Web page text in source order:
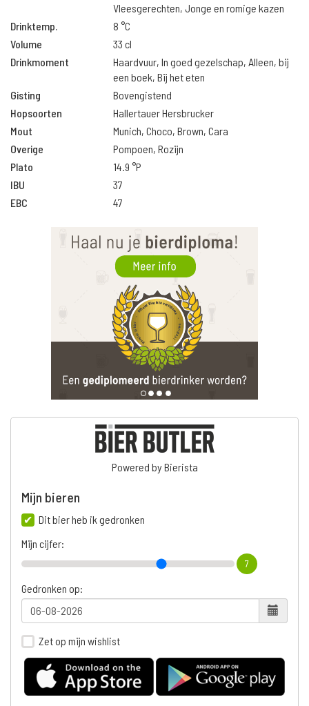
Vleesgerechten, Jonge en romige kazen
Drinktemp.
8 °C
Volume
33 cl
Drinkmoment
Haardvuur, In goed gezelschap, Alleen, bij
een boek, Bij het eten
Gisting
Bovengistend
Hopsoorten
Hallertauer Hersbrucker
Mout
Munich, Choco, Brown, Cara
Overige
Pompoen, Rozijn
Plato
14.9 °P
IBU
37
EBC
47
Powered by Bierista
Mijn bieren
Dit bier heb ik gedronken
Mijn cijfer:
7
Gedronken op:
Zet op mijn wishlist